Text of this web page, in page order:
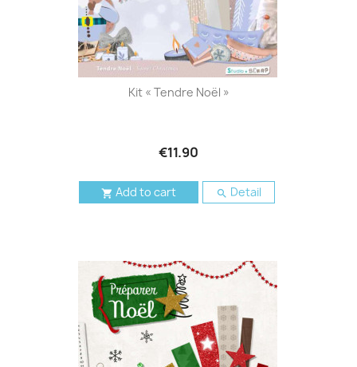
Kit « Tendre Noël »
€11.90
 Add to cart  Detail